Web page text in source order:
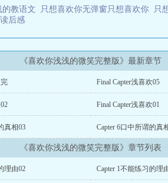
的教语文 只想喜欢你无弹窗只想喜欢你 只
后感
《喜欢你浅浅的微笑完整版》最新章节
Final Capter浅喜欢05
Final Capter浅喜欢01
真相03 Capter 6口中所谓的真
《喜欢你浅浅的微笑完整版》章节列表
理由02 Capter 1不能练习的理